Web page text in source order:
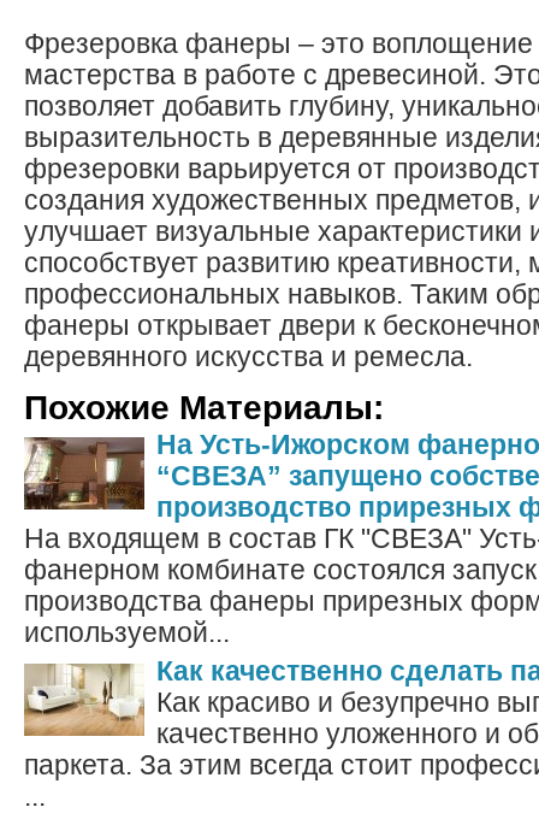
Фрезеровка фанеры – это воплощение
мастерства в работе с древесиной.
позволяет добавить глубину,
выразительность в деревянные
фрезеровки варьируется от
создания художественных предметов,
улучшает визуальные характеристики
способствует развитию креативности,
профессиональных навыков. Таким
фанеры открывает двери к
деревянного искусства и ремесла.
Похожие Материалы:
На Усть-Ижорском
“СВЕЗА” запущено
производство прирезных
На входящем в состав ГК "СВЕЗА"
фанерном комбинате состоялся
производства фанеры прирезных
используемой...
Как качественно сделать
Как красиво и безупречно
качественно уложенного и
паркета. За этим всегда стоит
...